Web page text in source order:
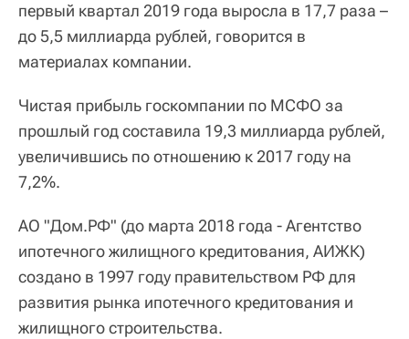
первый квартал 2019 года выросла в 17,7 раза –
до 5,5 миллиарда рублей, говорится в
материалах компании.
Чистая прибыль госкомпании по МСФО за
прошлый год составила 19,3 миллиарда рублей,
увеличившись по отношению к 2017 году на
7,2%.
АО "Дом.РФ" (до марта 2018 года - Агентство
ипотечного жилищного кредитования, АИЖК)
создано в 1997 году правительством РФ для
развития рынка ипотечного кредитования и
жилищного строительства.